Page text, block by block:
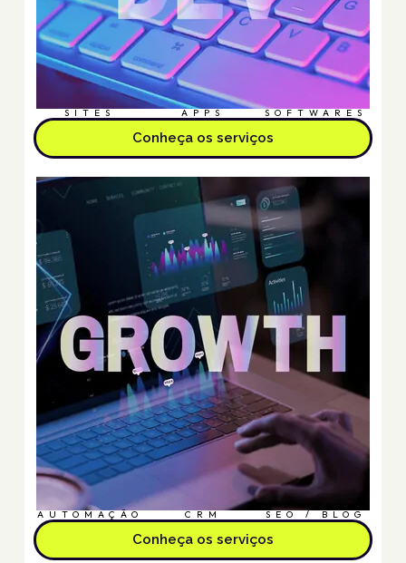
SITES APPS SOFTWARES
Conheça os serviços
AUTOMAÇÃO CRM SEO / BLOG
Conheça os serviços